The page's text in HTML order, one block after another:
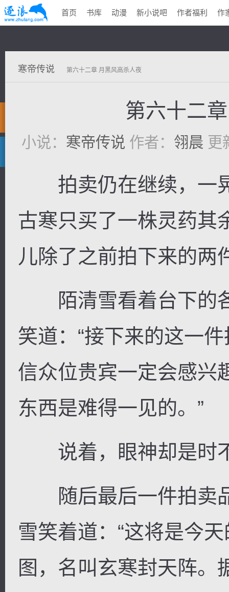
首页 书库 动漫 新小说吧 作者福利 作
寒帝传说 第六十二章 月黑风高杀人夜
第六十二
小说： 寒帝传说 作者： 翎晨 更
拍卖仍在继续，一
古寒只买了一株灵药其
儿除了之前拍下来的两
陌清雪看着台下的
笑道：“接下来的这一
信众位贵宾一定会感兴
东西是难得一见的。”
说着，眼神却是时
随后最后一件拍卖
雪笑着道：“这将是今
图，名叫玄寒封天阵。